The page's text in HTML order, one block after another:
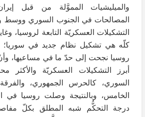
والميليشيات المموَّلة من قبل
المصالحات في الجنوب السوري ووسط
التشكيلات العسكريّة التابعة لروسيا،
كلّه هي تشكيل نظام جديد في
روسيا نجحت إلى حدّ ما في مساعيها،
أبرز التشكيلات العسكريّة والأكثر
السوري، كالحرس الجمهوري، والفرقة
الخامس، وبالنتيجة وصلت روسيا في
درجة التحكُّم شبه المطلق بكلّ